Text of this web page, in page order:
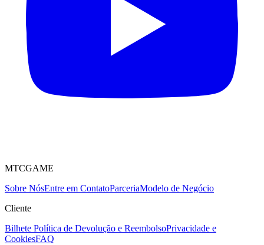
MTCGAME
Sobre NósEntre em ContatoParceriaModelo de Negócio
Cliente
Bilhete Política de Devolução e ReembolsoPrivacidade e
CookiesFAQ